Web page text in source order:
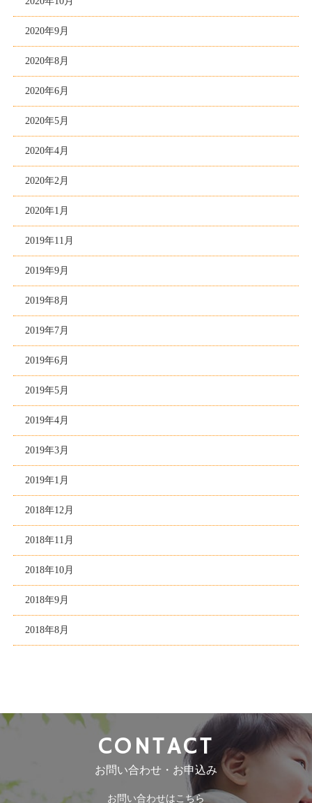
2020年9月
2020年8月
2020年6月
2020年5月
2020年4月
2020年2月
2020年1月
2019年11月
2019年9月
2019年8月
2019年7月
2019年6月
2019年5月
2019年4月
2019年3月
2019年1月
2018年12月
2018年11月
2018年10月
2018年9月
2018年8月
CONTACT
お問い合わせ・お申込み
お問い合わせはこちら